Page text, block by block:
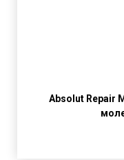
Absolut Repair